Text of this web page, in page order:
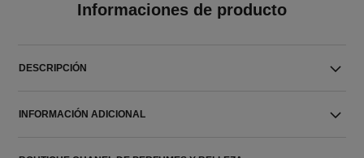
Informaciones de producto
DESCRIPCIÓN
INFORMACIÓN ADICIONAL